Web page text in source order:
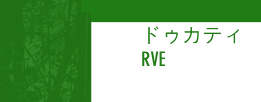
バイクライフトピックス Rider's Talk
ドゥカティ
RVE